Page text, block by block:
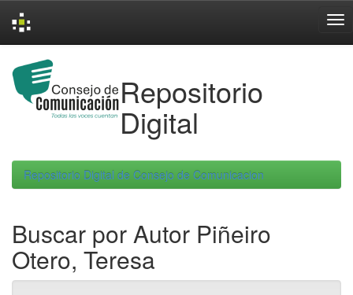
navigation
Repositorio
Digital
Repositorio Digital de Consejo de Comunicacion
Buscar por Autor Piñeiro
Otero, Teresa